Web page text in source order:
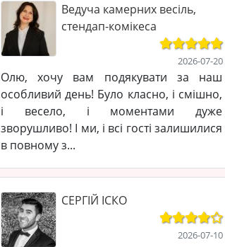
Ведуча камерних весіль,
стендап-комікеса
2026-07-20
Олю, хочу вам подякувати за наш
особливий день! Було класно, і смішно,
і весело, і моментами дуже
зворушливо! І ми, і всі гості залишилися
в повному з...
СЕРГІЙ ІСКО
2026-07-10